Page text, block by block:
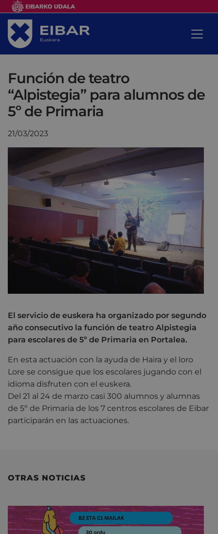
Función de teatro
“Alpistegia” para alumnos de
5º de Primaria
21/03/2023
El servicio de euskera ha organizado por segundo
año consecutivo la función de teatro Alpistegia
para escolares de 5º de Primaria en Portalea.
En esta actuación con la ayuda de Haira y el loro
Lore se consigue que los escolares jugando con el
idioma disfruten con el euskera.
Del 21 al 24 de marzo casi 300 alumnos y alumnas
de 5º de Primaria de los 7 centros escolares de Eibar
participarán en las actuaciones.
OTRAS NOTICIAS